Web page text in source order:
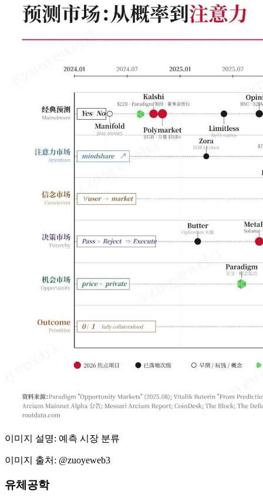
이미지 설명: 예측 시장 분류
이미지 출처: @zuoyeweb3
유체공학